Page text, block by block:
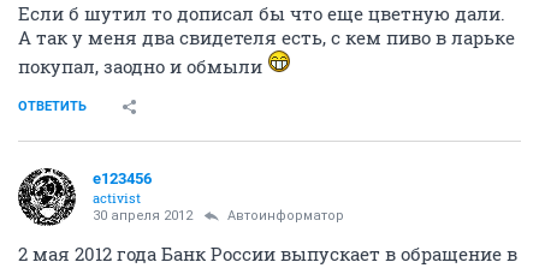
Если б шутил то дописал бы что еще цветную дали.
А так у меня два свидетеля есть, с кем пиво в ларьке
покупал, заодно и обмыли
ОТВЕТИТЬ
e123456
activist
30 апреля 2012 Автоинформатор
2 мая 2012 года Банк России выпускает в обращение в